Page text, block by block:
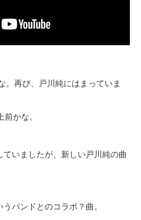
。再び、戸川純にはまっていま
かな。
いましたが、新しい戸川純の曲
バンドとのコラボ？曲。